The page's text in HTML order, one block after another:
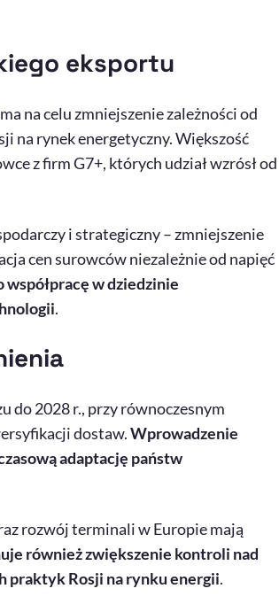
eksportu
na celu zmniejszenie zależności od
na rynek energetyczny. Większość
z firm G7+, których udział wzrósł od
i strategiczny – zmniejszenie
cen surowców niezależnie od napięć
współpracę w dziedzinie
.
do 2028 r., przy równoczesnym
dostaw.Wprowadzenie
adaptację państw
rozwój terminali w Europie mają
również zwiększenie kontroli nad
praktyk Rosji na rynku energii.